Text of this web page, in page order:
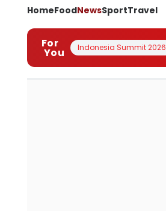
HomeFoodNewsSportTravel
For
You Indonesia Summit 2026